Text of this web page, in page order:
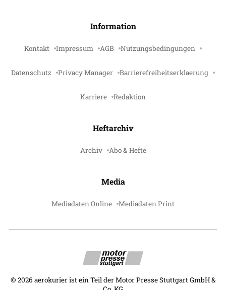
Information
Kontakt Impressum AGB Nutzungsbedingungen
Datenschutz Privacy Manager Barrierefreiheitserklaerung
Karriere Redaktion
Heftarchiv
Archiv Abo & Hefte
Media
Mediadaten Online Mediadaten Print
© 2026 aerokurier ist ein Teil der Motor Presse Stuttgart GmbH &